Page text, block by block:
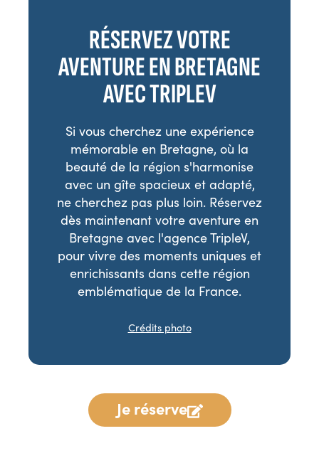
RÉSERVEZ VOTRE
AVENTURE EN BRETAGNE
AVEC TRIPLEV
Si vous cherchez une expérience
mémorable en Bretagne, où la
beauté de la région s'harmonise
avec un gîte spacieux et adapté,
ne cherchez pas plus loin. Réservez
dès maintenant votre aventure en
Bretagne avec l'agence TripleV,
pour vivre des moments uniques et
enrichissants dans cette région
emblématique de la France.
Crédits photo
Je réserve